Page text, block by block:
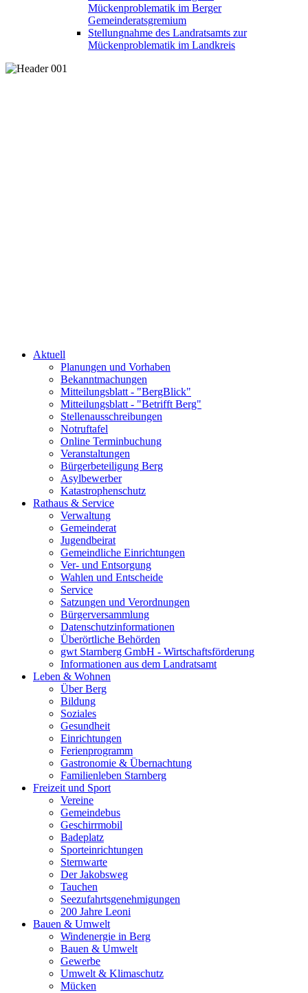
Mückenproblematik im Berger
Gemeinderatsgremium
Stellungnahme des Landratsamts zur
Mückenproblematik im Landkreis
Aktuell
Planungen und Vorhaben
Bekanntmachungen
Mitteilungsblatt - "BergBlick"
Mitteilungsblatt - "Betrifft Berg"
Stellenausschreibungen
Notruftafel
Online Terminbuchung
Veranstaltungen
Bürgerbeteiligung Berg
Asylbewerber
Katastrophenschutz
Rathaus & Service
Verwaltung
Gemeinderat
Jugendbeirat
Gemeindliche Einrichtungen
Ver- und Entsorgung
Wahlen und Entscheide
Service
Satzungen und Verordnungen
Bürgerversammlung
Datenschutzinformationen
Überörtliche Behörden
gwt Starnberg GmbH - Wirtschaftsförderung
Informationen aus dem Landratsamt
Leben & Wohnen
Über Berg
Bildung
Soziales
Gesundheit
Einrichtungen
Ferienprogramm
Gastronomie & Übernachtung
Familienleben Starnberg
Freizeit und Sport
Vereine
Gemeindebus
Geschirrmobil
Badeplatz
Sporteinrichtungen
Sternwarte
Der Jakobsweg
Tauchen
Seezufahrtsgenehmigungen
200 Jahre Leoni
Bauen & Umwelt
Windenergie in Berg
Bauen & Umwelt
Gewerbe
Umwelt & Klimaschutz
Mücken